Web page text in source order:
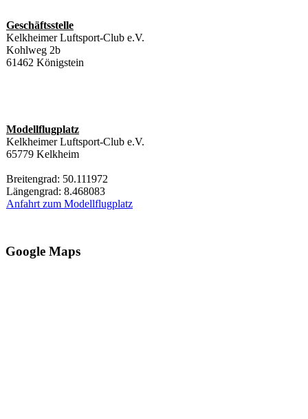
Geschäftsstelle
Kelkheimer Luftsport-Club e.V.
Kohlweg 2b
61462 Königstein
Modellflugplatz
Kelkheimer Luftsport-Club e.V.
65779 Kelkheim
Breitengrad: 50.111972
Längengrad: 8.468083
Anfahrt zum Modellflugplatz
Google Maps